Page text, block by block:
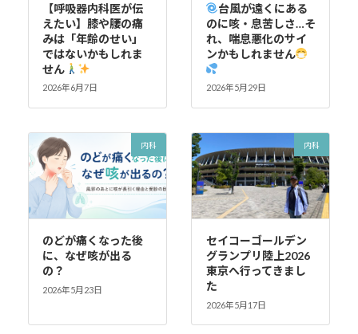
【呼吸器内科医が伝
えたい】膝や腰の痛
みは「年齢のせい」
ではないかもしれま
せん
2026年6月7日
台風が遠くにある
のに咳・息苦しさ…そ
れ、喘息悪化のサイ
ンかもしれません
2026年5月29日
内科
のどが痛くなった後
に、なぜ咳が出る
の？
2026年5月23日
内科
セイコーゴールデン
グランプリ陸上2026
東京へ行ってきまし
た
2026年5月17日